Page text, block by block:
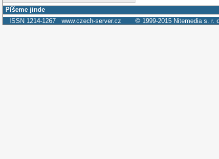
Píšeme jinde
ISSN 1214-1267 www.czech-server.cz © 1999-2015 Nitemedia s. r.